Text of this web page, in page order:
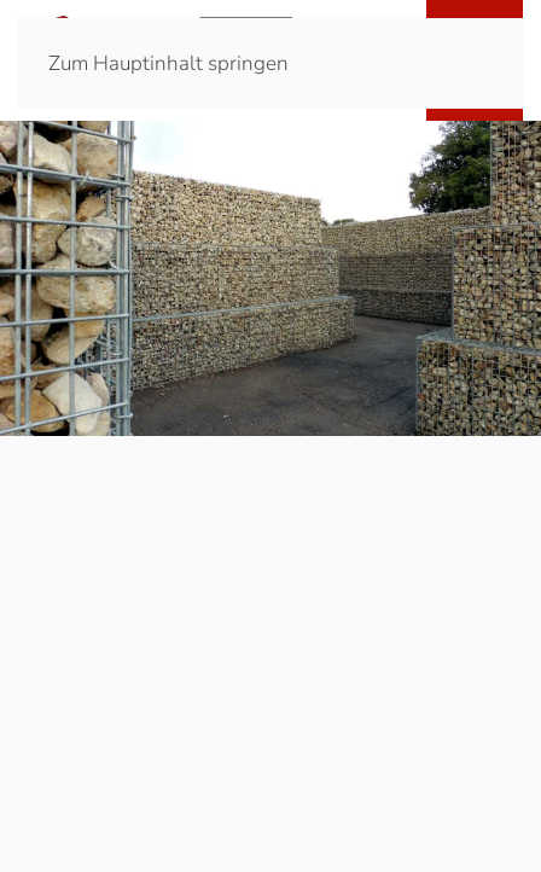
Zum Hauptinhalt springen